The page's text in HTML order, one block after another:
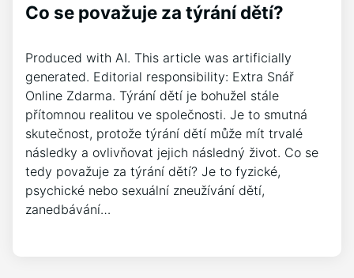
Co se považuje za týrání dětí?
Produced with AI. This article was artificially
generated. Editorial responsibility: Extra Snář
Online Zdarma. Týrání dětí je bohužel stále
přítomnou realitou ve společnosti. Je to smutná
skutečnost, protože týrání dětí může mít trvalé
následky a ovlivňovat jejich následný život. Co se
tedy považuje za týrání dětí? Je to fyzické,
psychické nebo sexuální zneužívání dětí,
zanedbávání…